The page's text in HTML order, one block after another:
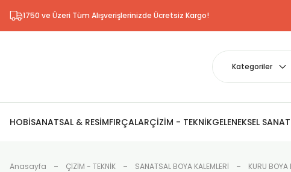
1750 ve Üzeri Tüm Alışverişlerinizde Ücretsiz Kargo!
HOBİSANATSAL & RESİMFIRÇALARÇİZİM - TEKNİKGELENEKSEL
Anasayfa ÇİZİM - TEKNİK SANATSAL BOYA KALEMLERİ KURU BOYA